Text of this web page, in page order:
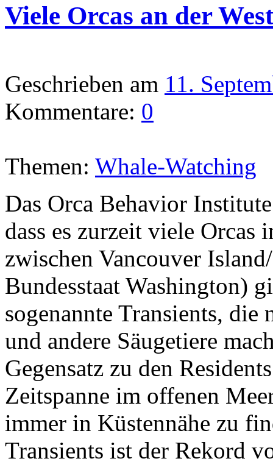
Viele Orcas an der
Geschrieben am 11.
Kommentare: 0
Themen: Whale-Watching
Das Orca Behavior
dass es zurzeit viele Orcas
zwischen Vancouver
Bundesstaat Washington)
sogenannte Transients, die
und andere Säugetiere
Gegensatz zu den
Zeitspanne im offenen
immer in Küstennähe zu
Transients ist der Rekord